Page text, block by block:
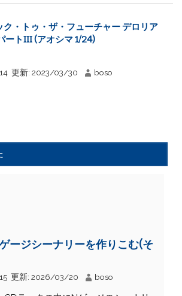
ク・トゥ・ザ・フューチャー デロリア
ートIII (アオシマ 1/24)
更新: 2023/03/30 boso
ージシーナリーを作りこむ(そ
更新: 2026/03/20 boso